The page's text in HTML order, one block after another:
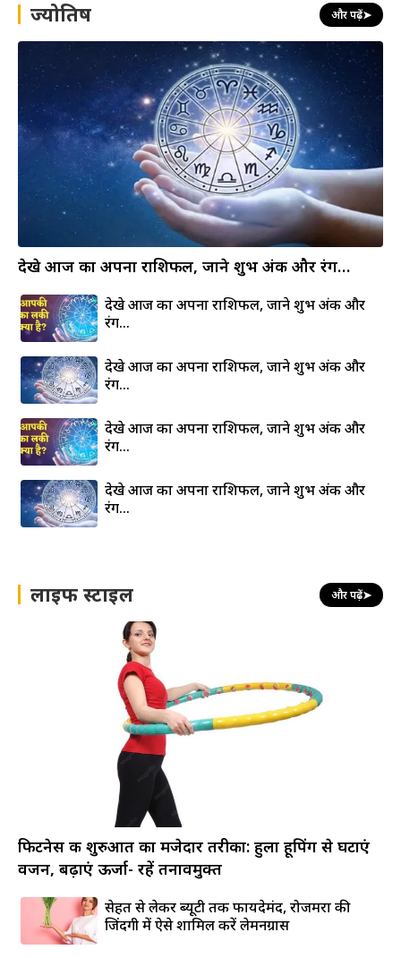
ज्योतिष और पढ़ें➤
देखे आज का अपना राशिफल, जाने शुभ अंक और रंग…
देखे आज का अपना राशिफल, जाने शुभ अंक और
रंग…
देखे आज का अपना राशिफल, जाने शुभ अंक और
रंग…
देखे आज का अपना राशिफल, जाने शुभ अंक और
रंग…
देखे आज का अपना राशिफल, जाने शुभ अंक और
रंग…
लाइफ स्टाइल और पढ़ें➤
फिटनेस की शुरुआत का मजेदार तरीका: हुला हूपिंग से घटाएं
वजन, बढ़ाएं ऊर्जा- रहें तनावमुक्त
सेहत से लेकर ब्यूटी तक फायदेमंद, रोजमर्रा की
जिंदगी में ऐसे शामिल करें लेमनग्रास